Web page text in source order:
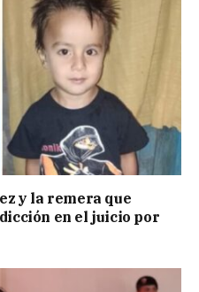
y la remera que
en el juicio por